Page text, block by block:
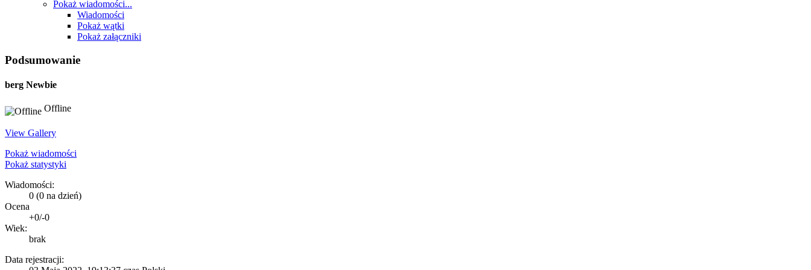
Pokaż wiadomości...
Wiadomości
Pokaż wątki
Pokaż załączniki
Podsumowanie
berg Newbie
Offline
View Gallery
Pokaż wiadomości
Pokaż statystyki
Wiadomości:
0 (0 na dzień)
Ocena
+0/-0
Wiek:
brak
Data rejestracji: